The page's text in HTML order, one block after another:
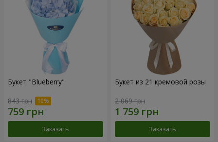
Букет "Blueberry"
843 грн
Заказать
Букет из 21 кремовой розы
2 069 грн
Заказать